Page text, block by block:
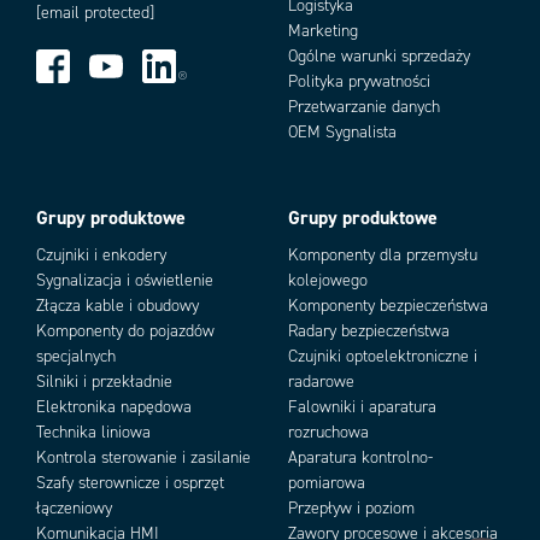
Add as new cart row
[email protected]
Logistyka
Marketing
Ogólne warunki sprzedaży
Polityka prywatności
Przetwarzanie danych
OEM Sygnalista
Grupy produktowe
Czujniki i enkodery
Sygnalizacja i oświetlenie
Złącza kable i obudowy
Komponenty do pojazdów
specjalnych
Silniki i przekładnie
Elektronika napędowa
Technika liniowa
Kontrola sterowanie i zasilanie
Szafy sterownicze i osprzęt
łączeniowy
Komunikacja HMI
Grupy produktowe
Komponenty dla przemysłu
kolejowego
Komponenty bezpieczeństwa
Radary bezpieczeństwa
Czujniki optoelektroniczne i
radarowe
Falowniki i aparatura
rozruchowa
Aparatura kontrolno-
pomiarowa
Przepływ i poziom
Zawory procesowe i akcesoria